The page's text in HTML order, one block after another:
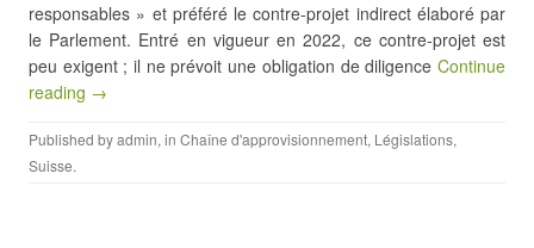
responsables » et préféré le contre-projet indirect élaboré par
le Parlement. Entré en vigueur en 2022, ce contre-projet est
peu exigent ; il ne prévoit une obligation de diligence Continue
reading →
Published byadmin, in Chaîne d'approvisionnement, Législations,
Suisse.